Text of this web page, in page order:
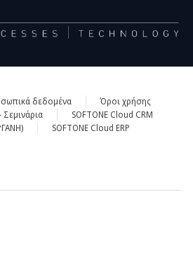
δεδομένα
Όροι χρήσης
SOFTONE Cloud CRM
SOFTONE Cloud ERP